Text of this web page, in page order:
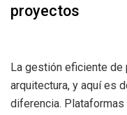
proyectos
La gestión eficiente
arquitectura, y aquí es
diferencia.